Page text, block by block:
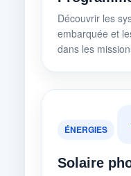
Découvrir les
embarquée et
dans les
ÉNERGIES
Solaire